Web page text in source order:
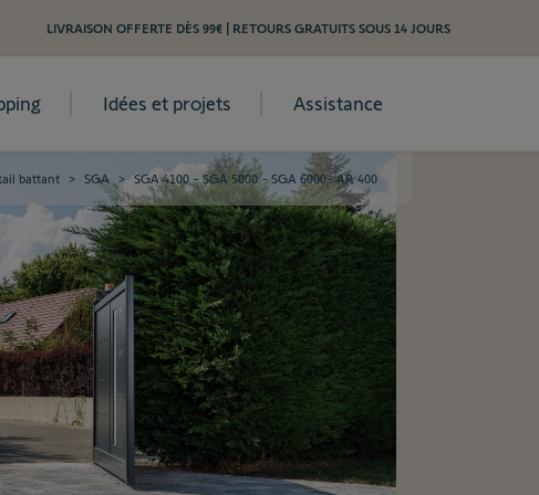
LIVRAISON OFFERTE DÈS 99€ | RETOURS GRATUITS SOUS 14 JOURS
Idées et projets Assistance
battant > SGA > SGA 4100 - SGA 5000 - SGA 6000- AR 400